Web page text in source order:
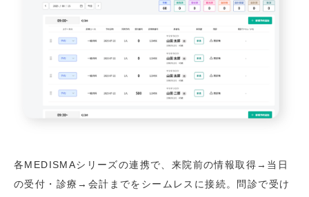
各MEDISMAシリーズの連携で、来院前の情報取得→当日
の受付・診療→会計までをシームレスに接続。問診で受け